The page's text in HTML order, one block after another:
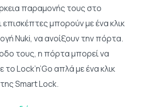
παραμονής τους στο
επισκέπτες μπορούν με ένα κλικ
Nuki, να ανοίξουν την πόρτα.
τους, η πόρτα μπορεί να
το Lock’n’Go απλά με ένα κλικ
Smart Lock.